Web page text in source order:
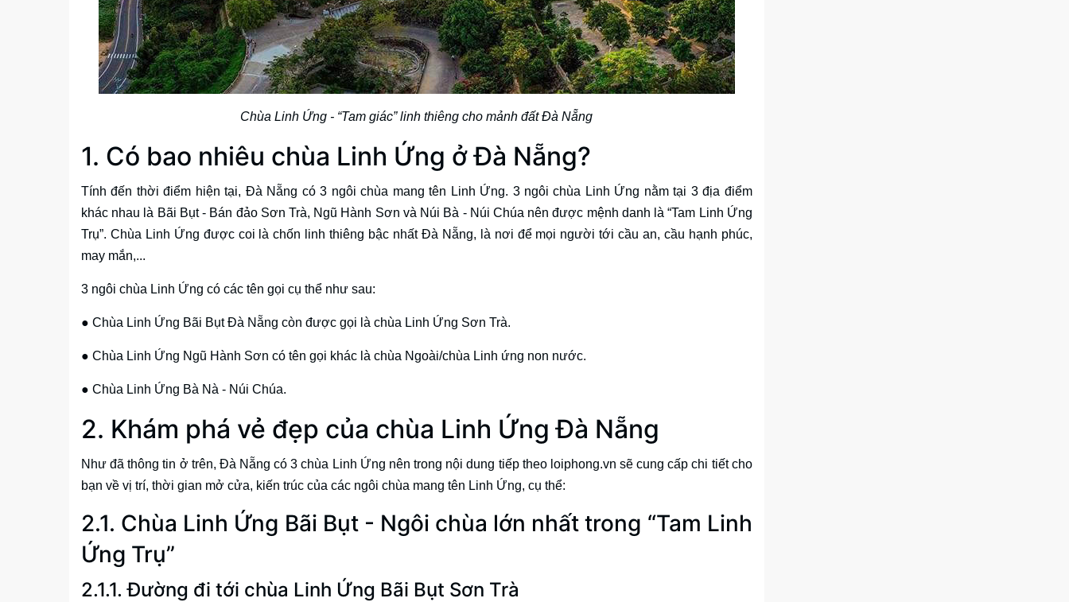
Chùa Linh Ứng - “Tam giác” linh thiêng cho mảnh đất Đà Nẵng
1. Có bao nhiêu chùa Linh Ứng ở Đà Nẵng?
Tính đến thời điểm hiện tại, Đà Nẵng có 3 ngôi chùa mang tên Linh Ứng. 3 ngôi chùa Linh Ứng nằm tại 3 địa điểm
khác nhau là Bãi Bụt - Bán đảo Sơn Trà, Ngũ Hành Sơn và Núi Bà - Núi Chúa nên được mệnh danh là “Tam Linh Ứng
Trụ”. Chùa Linh Ứng được coi là chốn linh thiêng bậc nhất Đà Nẵng, là nơi để mọi người tới cầu an, cầu hạnh phúc,
may mắn,...
3 ngôi chùa Linh Ứng có các tên gọi cụ thể như sau:
● Chùa Linh Ứng Bãi Bụt Đà Nẵng còn được gọi là chùa Linh Ứng Sơn Trà.
● Chùa Linh Ứng Ngũ Hành Sơn có tên gọi khác là chùa Ngoài/chùa Linh ứng non nước.
● Chùa Linh Ứng Bà Nà - Núi Chúa.
2. Khám phá vẻ đẹp của chùa Linh Ứng Đà Nẵng
Như đã thông tin ở trên, Đà Nẵng có 3 chùa Linh Ứng nên trong nội dung tiếp theo loiphong.vn sẽ cung cấp chi tiết cho
bạn về vị trí, thời gian mở cửa, kiến trúc của các ngôi chùa mang tên Linh Ứng, cụ thể:
2.1. Chùa Linh Ứng Bãi Bụt - Ngôi chùa lớn nhất trong “Tam Linh
Ứng Trụ”
2.1.1. Đường đi tới chùa Linh Ứng Bãi Bụt Sơn Trà